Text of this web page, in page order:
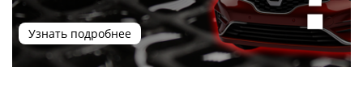
Узнать подробнее